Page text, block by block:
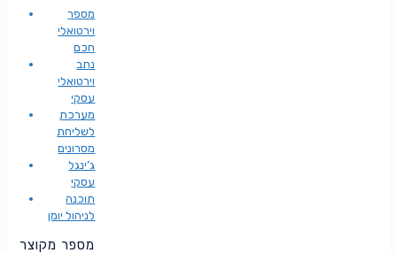
מספר
וירטואלי
חכם
נתב
וירטואלי
עסקי
מערכת
לשליחת
מסרונים
ג’ינגל
עסקי
תוכנה
לניהול יומן
מספר מקוצר